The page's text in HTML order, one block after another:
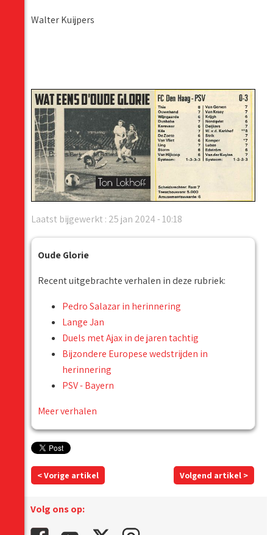
Walter Kuijpers
Laatst bijgewerkt : 25 jan 2024 - 10:18
Oude Glorie
Recent uitgebrachte verhalen in deze rubriek:
Pedro Salazar in herinnering
Lange Jan
Duels met Ajax in de jaren tachtig
Bijzondere Europese wedstrijden in
herinnering
PSV - Bayern
Meer verhalen
< Vorige artikel Volgend artikel >
Volg ons op: